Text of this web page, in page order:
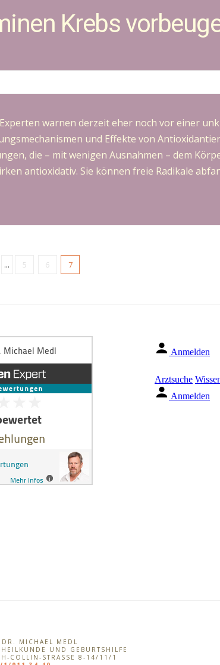
Krebs
warnen derzeit eher noch vor einer
und Effekte von
die – mit wenigen Ausnahmen – dem
antioxidativ. Sie können freie Radikale
... 5 6 7
MICHAEL MEDL
UND GEBURTSHILFE
COLLIN-STRASSE 8-14/11/1